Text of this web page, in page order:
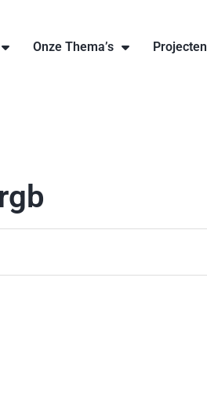
Onze Thema’s Projecten